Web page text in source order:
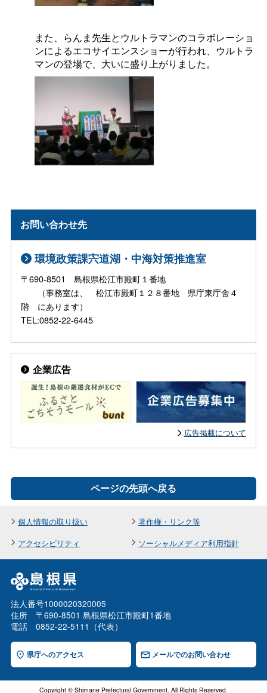
また、らんま先生とウルトラマンのコラボレーショ
ンによるエコサイエンスショーが行われ、ウルトラ
マンの登場で、大いに盛り上がりました。
お問い合わせ先
環境政策課宍道湖・中海対策推進室
〒690-8501 島根県松江市殿町１番地
（事務室は、 松江市殿町１２８番地 県庁東庁舎４
階 にあります）
TEL:0852-22-6445
企業広告
広告掲載について
ページの先頭へ戻る
個人情報の取り扱い
著作権・リンク等
アクセシビリティ
ソーシャルメディア利用指針
法人番号1000020320005
住所 〒690-8501 島根県松江市殿町1番地
電話 0852-22-5111（代表）
県庁へのアクセス メールでのお問い合わせ
Copyright © Shimane Prefectural Government. All Rights Reserved.